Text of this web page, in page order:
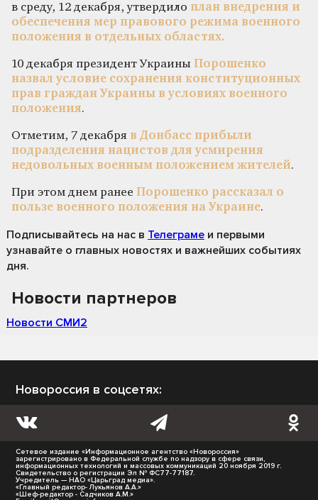
в среду, 12 декабря, утвердило план внедрения и
обеспечения мер правового режима военного
положения в отдельных областях.
10 декабря президент Украины Порошенко
назвал условие сохранения конституционных
прав граждан Украины в условиях военного
положения.
Отметим, 7 декабря в Донбасс прибыли
подразделения нацистов для усмирения
недовольных военным положением жителей.
При этом днем ранее Порошенко рассказал о
пользе военного положения на Украине.
Подписывайтесь на нас в Телеграме и первыми
узнавайте о главных новостях и важнейших событиях
дня.
Новости партнеров
Новости СМИ2
Новороссия в соцсетях:
Сетевое издание «Информационное агентство «Новороссия»
зарегистрировано в Федеральной службе по надзору в сфере связи,
информационных технологий и массовых коммуникаций 20 ноября 2019 г.
Свидетельство о регистрации Эл № ФС77-77187.
Учредитель — НАО «Царьград медиа».
«Главный редактор- Лукьянов А.А.»
«Шеф-редактор - Садчиков А.М.»